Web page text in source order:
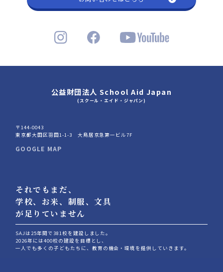
公益財団法人 School Aid Japan
(スクール・エイド・ジャパン)
〒144-0043
東京都大田区羽田1-1-3 大鳥居京急第一ビル7F
GOOGLE MAP
それでもまだ、
学校、お⽶、制服、⽂具
が⾜りていません
SAJは25年間で381校を建設しました。
2026年には400校の建設を目標とし、
⼀人でも多くの⼦どもたちに、教育の機会‧環境を提供していきます。